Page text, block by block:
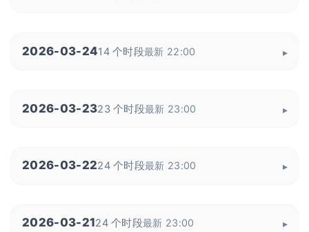
2026-03-2414 个时段最新 22:00
2026-03-2323 个时段最新 23:00
2026-03-2224 个时段最新 23:00
2026-03-2124 个时段最新 23:00